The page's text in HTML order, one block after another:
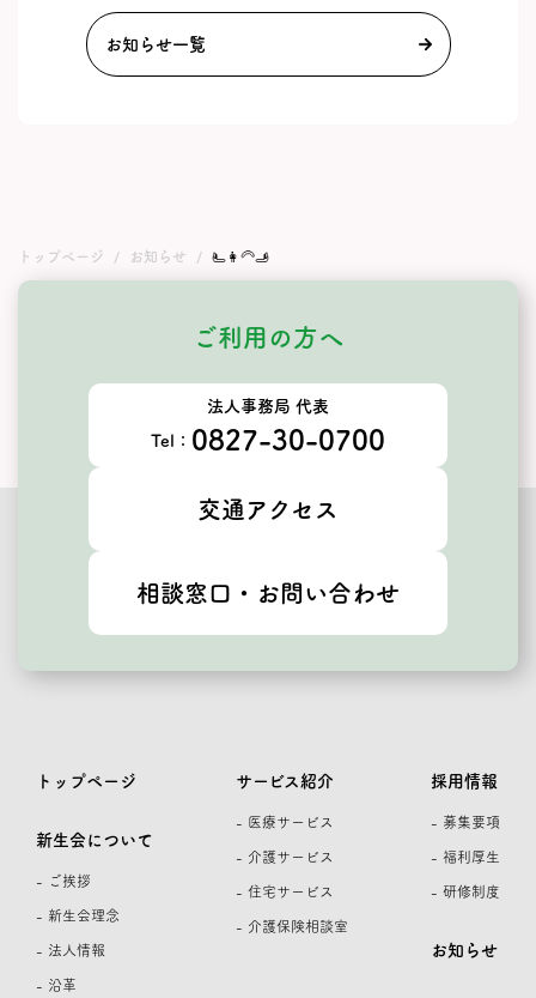
お知らせ一覧
トップページ お知らせ 🫷👩‍🦳🫸
ご利用の方へ
法人事務局 代表
Tel： 0827-30-0700
交通アクセス
相談窓口・お問い合わせ
トップページ
新生会について
- ご挨拶
- 新生会理念
- 法人情報
- 沿革
サービス紹介
- 医療サービス
- 介護サービス
- 住宅サービス
- 介護保険相談室
採用情報
- 募集要項
- 福利厚生
- 研修制度
お知らせ